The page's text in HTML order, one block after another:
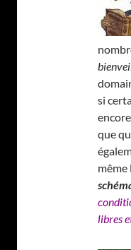
si
que
même
libres